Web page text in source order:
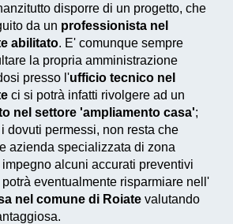
disporre di un progetto, che
da un professionista nel
abilitato. E' comunque sempre
la propria amministrazione
presso l'ufficio tecnico nel
ci si potrà infatti rivolgere ad un
nel settore 'ampliamento casa';
dovuti permessi, non resta che
azienda specializzata di zona
alcuni accurati preventivi
eventualmente risparmiare nell'
nel comune di Roiate valutando